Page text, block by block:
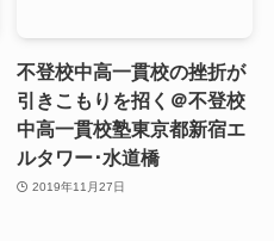
不登校中高一貫校の挫折が
引きこもりを招く＠不登校
中高一貫校塾東京都新宿エ
ルタワー･水道橋
2019年11月27日